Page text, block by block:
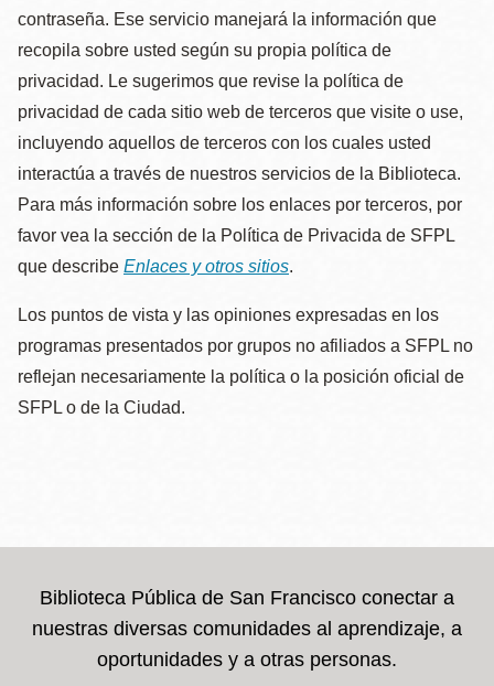
contraseña. Ese servicio manejará la información que
recopila sobre usted según su propia política de
privacidad. Le sugerimos que revise la política de
privacidad de cada sitio web de terceros que visite o use,
incluyendo aquellos de terceros con los cuales usted
interactúa a través de nuestros servicios de la Biblioteca.
Para más información sobre los enlaces por terceros, por
favor vea la sección de la Política de Privacida de SFPL
que describe Enlaces y otros sitios.
Los puntos de vista y las opiniones expresadas en los
programas presentados por grupos no afiliados a SFPL no
reflejan necesariamente la política o la posición oficial de
SFPL o de la Ciudad.
Biblioteca Pública de San Francisco conectar a
nuestras diversas comunidades al aprendizaje, a
oportunidades y a otras personas.